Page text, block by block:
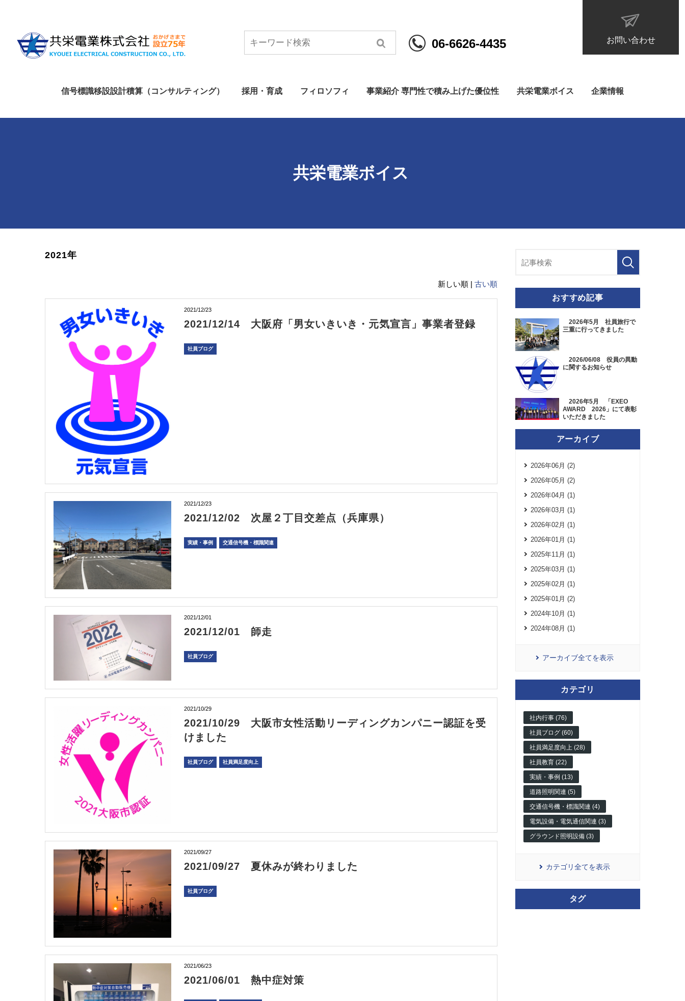
06-6626-4435 お問い合わせ
信号標識移設設計積算（コンサルティング） 採用・育成 フィロソフィ 事業紹介 専門性で積み上げた優位性 共栄電業ボイス 企業情報
共栄電業ボイス
2021年
新しい順 | 古い順
2021/12/23
2021/12/14 大阪府「男女いきいき・元気宣言」事業者登録
社員ブログ
2021/12/23
2021/12/02 次屋２丁目交差点（兵庫県）
実績・事例 交通信号機・標識関連
2021/12/01
2021/12/01 師走
社員ブログ
2021/10/29
2021/10/29 大阪市女性活動リーディングカンパニー認証を受
けました
社員ブログ 社員満足度向上
2021/09/27
2021/09/27 夏休みが終わりました
社員ブログ
2021/06/23
2021/06/01 熱中症対策
おすすめ記事
2026年5月 社員旅行で
三重に行ってきました
2026/06/08 役員の異動
に関するお知らせ
2026年5月 「EXEO
AWARD 2026」にて表彰
いただきました
アーカイブ
2026年06月 (2)
2026年05月 (2)
2026年04月 (1)
2026年03月 (1)
2026年02月 (1)
2026年01月 (1)
2025年11月 (1)
2025年03月 (1)
2025年02月 (1)
2025年01月 (2)
2024年10月 (1)
2024年08月 (1)
アーカイブ全てを表示
カテゴリ
社内行事 (76)
社員ブログ (60)
社員満足度向上 (28)
社員教育 (22)
実績・事例 (13)
道路照明関連 (5)
交通信号機・標識関連 (4)
電気設備・電気通信関連 (3)
グラウンド照明設備 (3)
カテゴリ全てを表示
タグ